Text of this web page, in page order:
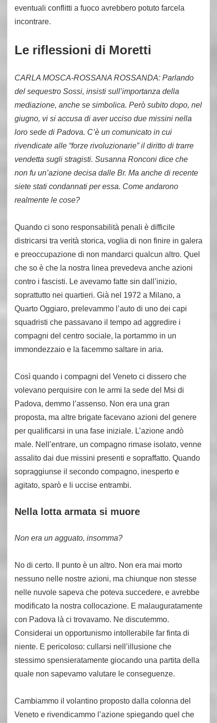
eventuali conflitti a fuoco avrebbero potuto farcela
incontrare.
Le riflessioni di Moretti
CARLA MOSCA-ROSSANA ROSSANDA: Parlando
del sequestro Sossi, insisti sull’importanza della
mediazione, anche se simbolica. Però subito dopo, nel
giugno, vi si accusa di aver ucciso due missini nella
loro sede di Padova. C’è un comunicato in cui
rivendicate alle “forze rivoluzionarie” il diritto di trarre
vendetta sugli stragisti. Susanna Ronconi dice che
non fu un’azione decisa dalle Br. Ma anche di recente
siete stati condannati per essa. Come andarono
realmente le cose?
Quando ci sono responsabilità penali è difficile
districarsi tra verità storica, voglia di non finire in galera
e preoccupazione di non mandarci qualcun altro. Quel
che so è che la nostra linea prevedeva anche azioni
contro i fascisti. Le avevamo fatte sin dall’inizio,
soprattutto nei quartieri. Già nel 1972 a Milano, a
Quarto Oggiaro, prelevammo l’auto di uno dei capi
squadristi che passavano il tempo ad aggredire i
compagni del centro sociale, la portammo in un
immondezzaio e la facemmo saltare in aria.
Così quando i compagni del Veneto ci dissero che
volevano perquisire con le armi la sede del Msi di
Padova, demmo l’assenso. Non era una gran
proposta, ma altre brigate facevano azioni del genere
per qualificarsi in una fase iniziale. L’azione andò
male. Nell’entrare, un compagno rimase isolato, venne
assalito dai due missini presenti e sopraffatto. Quando
sopraggiunse il secondo compagno, inesperto e
agitato, sparò e li uccise entrambi.
Nella lotta armata si muore
Non era un agguato, insomma?
No di certo. Il punto è un altro. Non era mai morto
nessuno nelle nostre azioni, ma chiunque non stesse
nelle nuvole sapeva che poteva succedere, e avrebbe
modificato la nostra collocazione. E malauguratamente
con Padova là ci trovavamo. Ne discutemmo.
Considerai un opportunismo intollerabile far finta di
niente. E pericoloso: cullarsi nell’illusione che
stessimo spensieratamente giocando una partita della
quale non sapevamo valutare le conseguenze.
Cambiammo il volantino proposto dalla colonna del
Veneto e rivendicammo l’azione spiegando quel che